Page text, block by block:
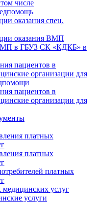
числе
оказания спец.
оказания ВМП
в ГБУЗ СК «КДКБ» в
пациентов в
организации для
пациентов в
организации для
платных
платных
платных
услуг
услуги